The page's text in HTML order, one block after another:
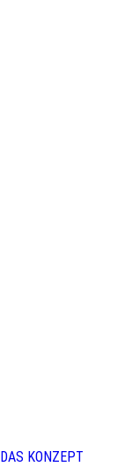
DAS KONZEPT